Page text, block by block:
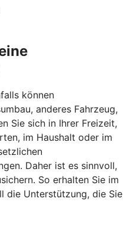
können
anderes Fahrzeug,
Sie sich in Ihrer Freizeit,
im Haushalt oder im
Daher ist es sinnvoll,
So erhalten Sie im
die Unterstützung, die Sie